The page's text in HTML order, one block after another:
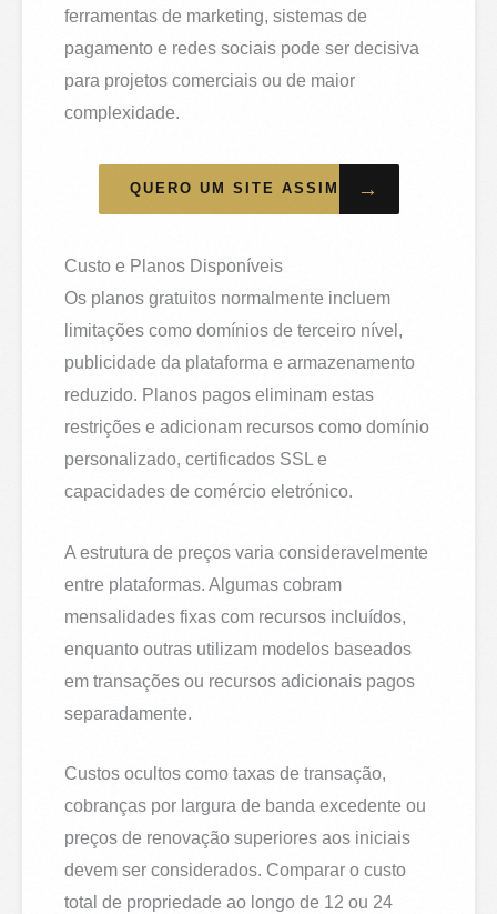
ferramentas de marketing, sistemas de
pagamento e redes sociais pode ser decisiva
para projetos comerciais ou de maior
complexidade.
QUERO UM SITE ASSIM →
Custo e Planos Disponíveis
Os planos gratuitos normalmente incluem
limitações como domínios de terceiro nível,
publicidade da plataforma e armazenamento
reduzido. Planos pagos eliminam estas
restrições e adicionam recursos como domínio
personalizado, certificados SSL e
capacidades de comércio eletrónico.
A estrutura de preços varia consideravelmente
entre plataformas. Algumas cobram
mensalidades fixas com recursos incluídos,
enquanto outras utilizam modelos baseados
em transações ou recursos adicionais pagos
separadamente.
Custos ocultos como taxas de transação,
cobranças por largura de banda excedente ou
preços de renovação superiores aos iniciais
devem ser considerados. Comparar o custo
total de propriedade ao longo de 12 ou 24